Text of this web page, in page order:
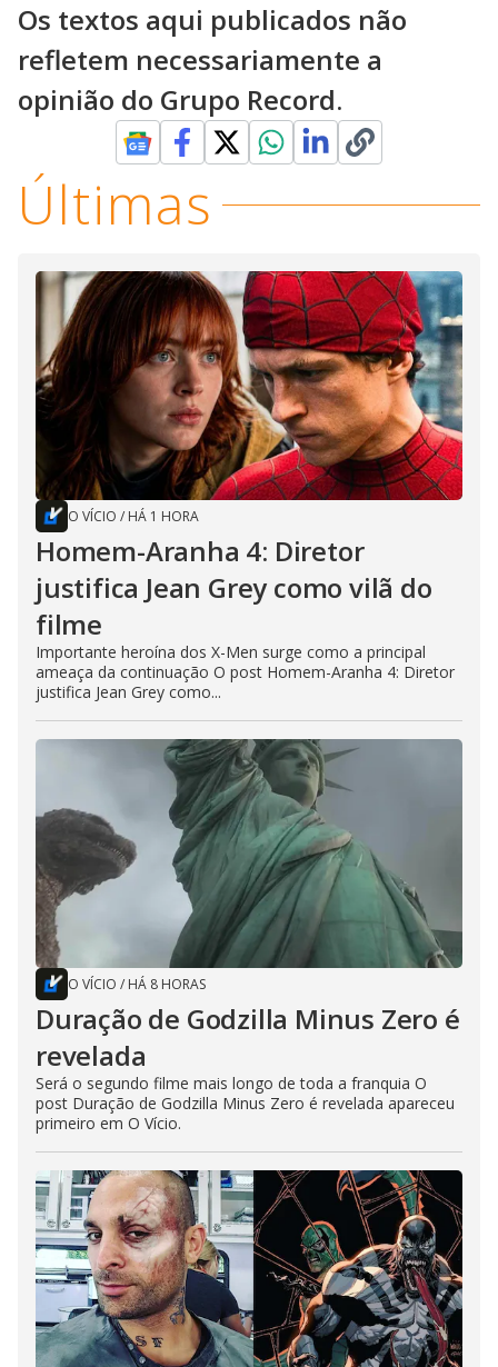
Os textos aqui publicados não
refletem necessariamente a
opinião do Grupo Record.
Últimas
O VÍCIO / HÁ 1 HORA
Homem-Aranha 4: Diretor
justifica Jean Grey como vilã do
filme
Importante heroína dos X-Men surge como a principal
ameaça da continuação O post Homem-Aranha 4: Diretor
justifica Jean Grey como...
O VÍCIO / HÁ 8 HORAS
Duração de Godzilla Minus Zero é
revelada
Será o segundo filme mais longo de toda a franquia O
post Duração de Godzilla Minus Zero é revelada apareceu
primeiro em O Vício.